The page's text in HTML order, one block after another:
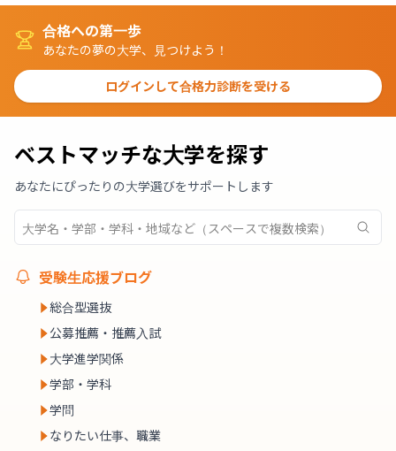
合格への第一歩
あなたの夢の大学、見つけよう！
ログインして合格力診断を受ける
ベストマッチな大学を探す
あなたにぴったりの大学選びをサポートします
受験生応援ブログ
総合型選抜
公募推薦・推薦入試
大学進学関係
学部・学科
学問
なりたい仕事、職業